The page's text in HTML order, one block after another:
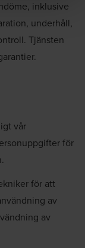
inklusive
underhåll,
Tjänsten
vår
för
för att
av
av